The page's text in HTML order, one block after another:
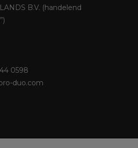
B.V. (handelend
0598
duo.com